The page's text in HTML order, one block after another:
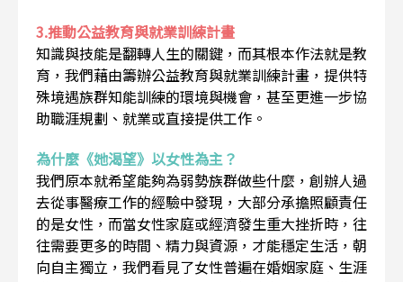
3.推動公益教育與就業訓練計畫
知識與技能是翻轉人生的關鍵，而其根本作法就是教
育，我們藉由籌辦公益教育與就業訓練計畫，提供特
殊境遇族群知能訓練的環境與機會，甚至更進一步協
助職涯規劃、就業或直接提供工作。
為什麼《她渴望》以女性為主？
我們原本就希望能夠為弱勢族群做些什麼，創辦人過
去從事醫療工作的經驗中發現，大部分承擔照顧責任
的是女性，而當女性家庭或經濟發生重大挫折時，往
往需要更多的時間、精力與資源，才能穩定生活，朝
向自主獨立，我們看見了女性普遍在婚姻家庭、生涯